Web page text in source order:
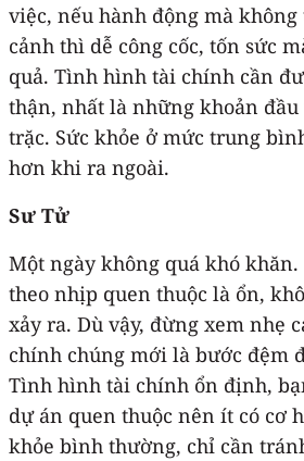
việc, nếu hành động mà
cảnh thì dễ công cốc, tốn sức
quả. Tình hình tài chính cần
thận, nhất là những khoản
trặc. Sức khỏe ở mức trung
hơn khi ra ngoài.
Sư Tử
Một ngày không quá khó khăn.
theo nhịp quen thuộc là ổn,
xảy ra. Dù vậy, đừng xem nhẹ
chính chúng mới là bước đệm
Tình hình tài chính ổn định,
dự án quen thuộc nên ít có cơ
khỏe bình thường, chỉ cần